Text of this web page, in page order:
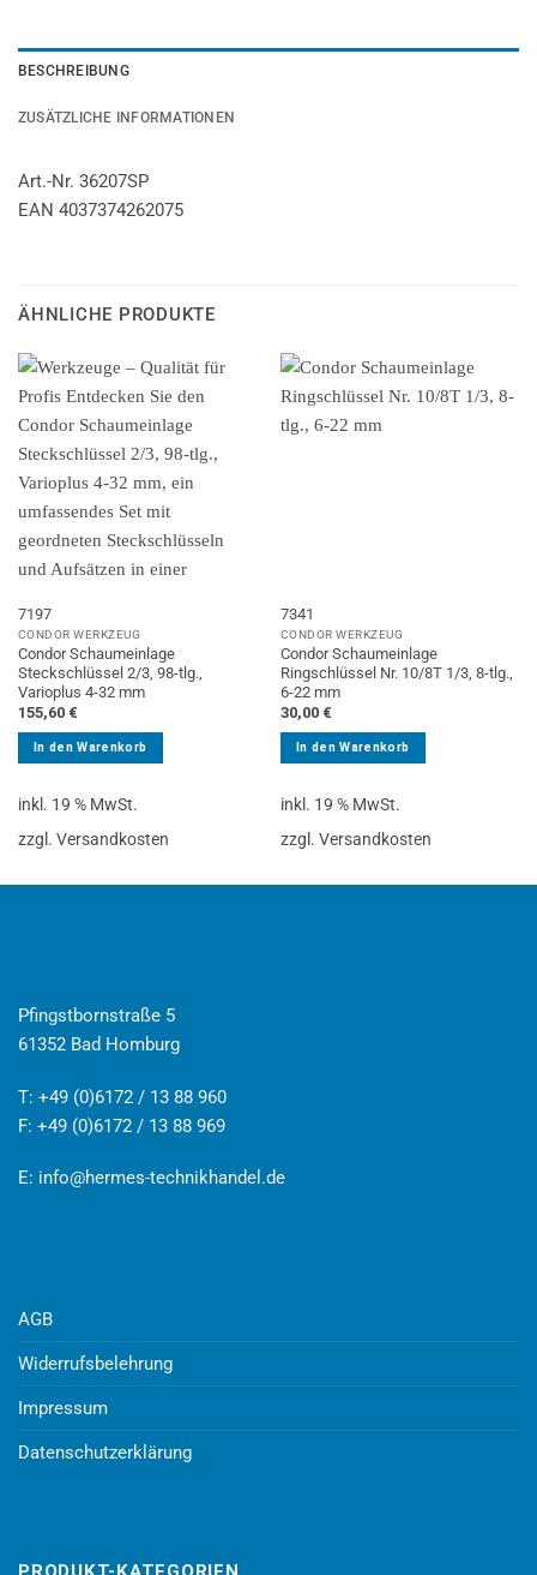
BESCHREIBUNG
ZUSÄTZLICHE INFORMATIONEN
Art.-Nr. 36207SP
EAN 4037374262075
ÄHNLICHE PRODUKTE
7197
CONDOR WERKZEUG
Condor Schaumeinlage
Steckschlüssel 2/3, 98-tlg.,
Varioplus 4-32 mm
155,60 €
In den Warenkorb
inkl. 19 % MwSt.
zzgl. Versandkosten
7341
CONDOR WERKZEUG
Condor Schaumeinlage
Ringschlüssel Nr. 10/8T 1/3, 8-tlg.,
6-22 mm
30,00 €
In den Warenkorb
inkl. 19 % MwSt.
zzgl. Versandkosten
Pfingstbornstraße 5
61352 Bad Homburg
T: +49 (0)6172 / 13 88 960
F: +49 (0)6172 / 13 88 969
E: info@hermes-technikhandel.de
AGB
Widerrufsbelehrung
Impressum
Datenschutzerklärung